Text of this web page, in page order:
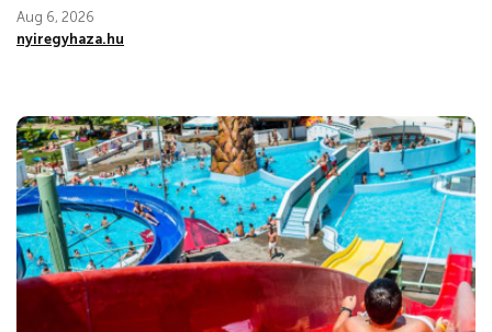
Aug 6, 2026
nyiregyhaza.hu